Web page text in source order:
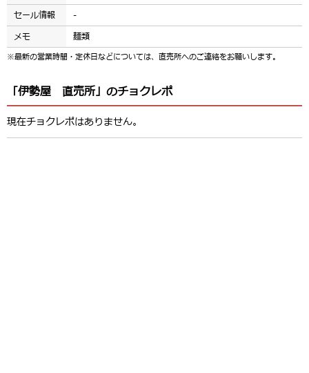
セール情報
-
メモ
麺類
※最新の営業時間・定休日などについては、直売所へのご連絡をお願いします。
「伊勢屋 直売所」のチョクレポ
現在チョクレポはありません。